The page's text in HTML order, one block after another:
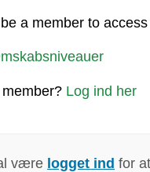
a member to
Log ind her
være logget ind for